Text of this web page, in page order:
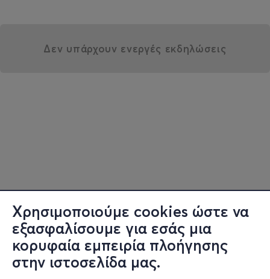
Χρησιμοποιούμε cookies ώστε να
εξασφαλίσουμε για εσάς μια
κορυφαία εμπειρία πλοήγησης
στην ιστοσελίδα μας.
Δεν υπάρχουν ενεργές εκδηλώσεις